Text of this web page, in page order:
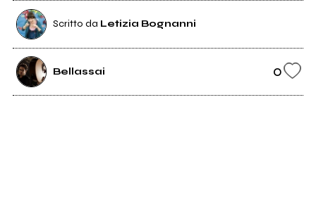
Scritto da Letizia Bognanni
Bellassai 0